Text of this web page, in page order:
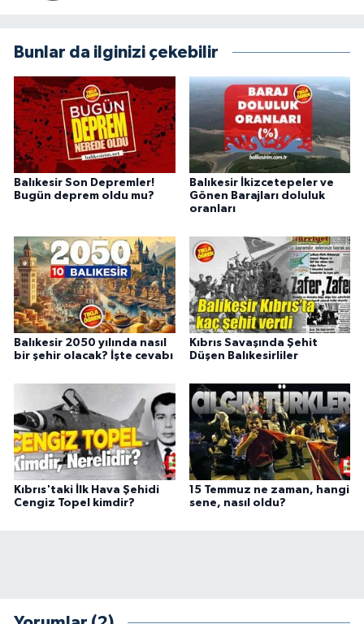
Bunlar da ilginizi çekebilir
Balıkesir Son Depremler!
Bugün deprem oldu mu?
Balıkesir İkizcetepeler ve
Gönen Barajları doluluk
oranları
Balıkesir 2050 yılında nasıl
bir şehir olacak? İşte cevabı
Kıbrıs Savaşında Şehit
Düşen Balıkesirliler
Kıbrıs'taki İlk Hava Şehidi
Cengiz Topel kimdir?
15 Temmuz ne zaman, hangi
sene, nasıl oldu?